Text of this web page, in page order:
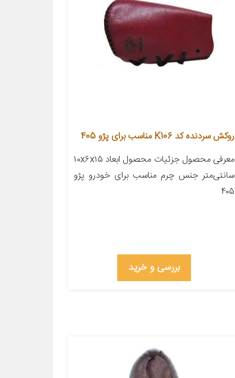
روکش سردنده کد K106 مناسب برای پژو 405
معرفی محصول جزئیات محصول ابعاد ۱۰x۶x۱۵
سانتی‌متر جنس چرم مناسب برای خودرو پژو
۴۰۵
بررسی و خرید